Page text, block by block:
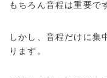
もちろん音程は重要で
しかし、音程だけに集
ります。